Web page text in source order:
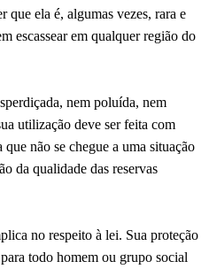
que ela é, algumas vezes, rara e
escassear em qualquer região do
nem poluída, nem
utilização deve ser feita com
não se chegue a uma situação
da qualidade das reservas
no respeito à lei. Sua proteção
todo homem ou grupo social